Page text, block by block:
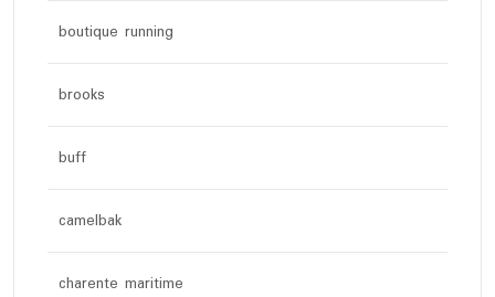
boutique running
brooks
buff
camelbak
charente maritime